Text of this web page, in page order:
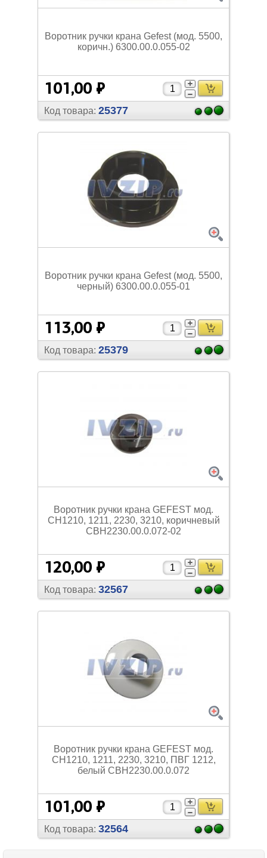
Воротник ручки крана Gefest (мод. 5500,
коричн.) 6300.00.0.055-02
101,00 ₽
Код товара: 25377
Воротник ручки крана Gefest (мод. 5500,
черный) 6300.00.0.055-01
113,00 ₽
Код товара: 25379
Воротник ручки крана GEFEST мод.
СН1210, 1211, 2230, 3210, коричневый
СВН2230.00.0.072-02
120,00 ₽
Код товара: 32567
Воротник ручки крана GEFEST мод.
СН1210, 1211, 2230, 3210, ПВГ 1212,
белый СВН2230.00.0.072
101,00 ₽
Код товара: 32564